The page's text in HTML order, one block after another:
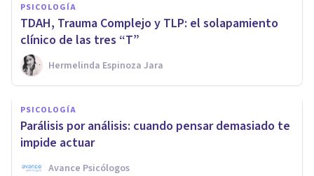
PSICOLOGÍA
TDAH, Trauma Complejo y TLP: el solapamiento
clínico de las tres “T”
Hermelinda Espinoza Jara
PSICOLOGÍA
Parálisis por análisis: cuando pensar demasiado te
impide actuar
Avance Psicólogos